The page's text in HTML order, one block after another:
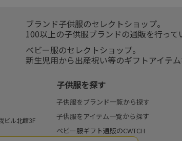
ブランド子供服のセレクトショップ。
100以上の子供服ブランドの通販を行って
ベビー服のセレクトショップ。
新生児用から出産祝い等のギフトアイテ
ビル北館3F
子供服を探す
子供服をブランド一覧から探す
子供服をアイテム一覧から探す
ベビー服ギフト通販のCWTCH